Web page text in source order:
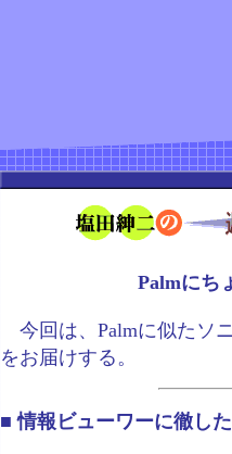
Palmにち
今回は、Palmに似たソ
をお届けする。
■ 情報ビューワーに徹し